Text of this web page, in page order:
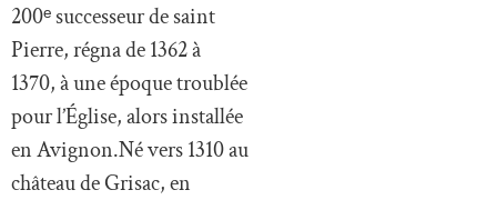
200ᵉ successeur de saint
Pierre, régna de 1362 à
1370, à une époque troublée
pour l’Église, alors installée
en Avignon.Né vers 1310 au
château de Grisac, en